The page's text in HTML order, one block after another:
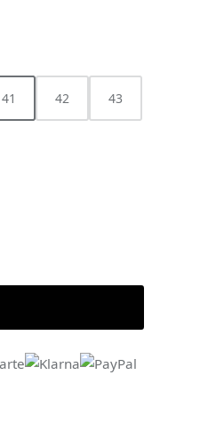
nicht verfügbar.)
41 42 43
nicht verfügbar.)
Wert